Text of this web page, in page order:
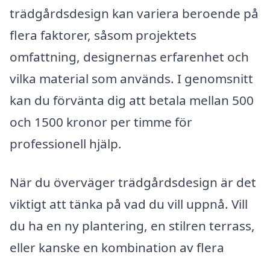
trädgårdsdesign kan variera beroende på
flera faktorer, såsom projektets
omfattning, designernas erfarenhet och
vilka material som används. I genomsnitt
kan du förvänta dig att betala mellan 500
och 1500 kronor per timme för
professionell hjälp.
När du överväger trädgårdsdesign är det
viktigt att tänka på vad du vill uppnå. Vill
du ha en ny plantering, en stilren terrass,
eller kanske en kombination av flera